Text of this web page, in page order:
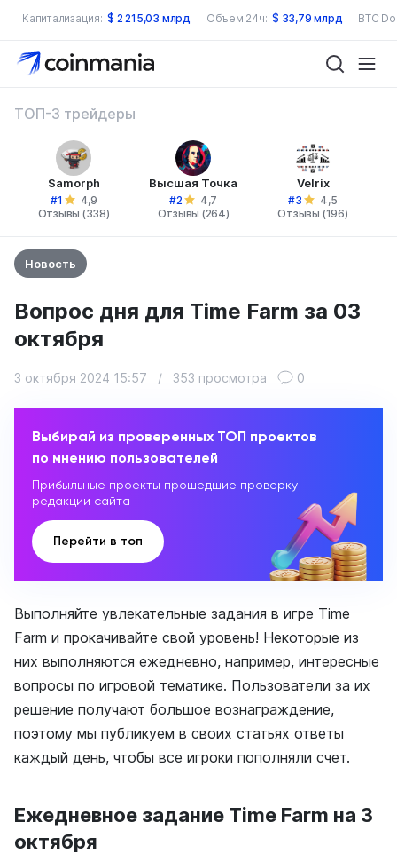
Капитализация: $ 2 215,03 млрд Объем 24ч: $ 33,79 млрд BTC
ТОП-3 трейдеры
Samorph
#1
4,9
Отзывы (338)
Высшая Точка
#2
4,7
Отзывы (264)
Velrix
#3
4,5
Отзывы (196)
Новость
Вопрос дня для Time Farm за 03
октября
3 октября 2024 15:57 / 353 просмотра 0
Выбирай из проверенных ТОП проектов
по мнению пользователей
Прибыльные проекты прошедшие проверку
редакции сайта
Перейти в топ
Выполняйте увлекательные задания в игре Time
Farm и прокачивайте свой уровень! Некоторые из
них выполняются ежедневно, например, интересные
вопросы по игровой тематике. Пользователи за их
решение получают большое вознаграждение,
поэтому мы публикуем в своих статьях ответы
каждый день, чтобы все игроки пополняли счет.
Ежедневное задание Time Farm на 3
октября